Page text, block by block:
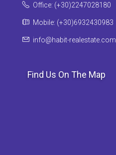
Office: (+30)2247028180
Mobile: (+30)6932430983
info@habit-realestate.com
Find Us On The Map